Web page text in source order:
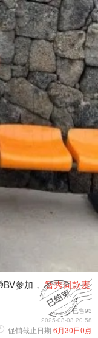
参加，智秀同款麦
已售93
2025-03-03 20:58
促销截止日期 6月30日0点